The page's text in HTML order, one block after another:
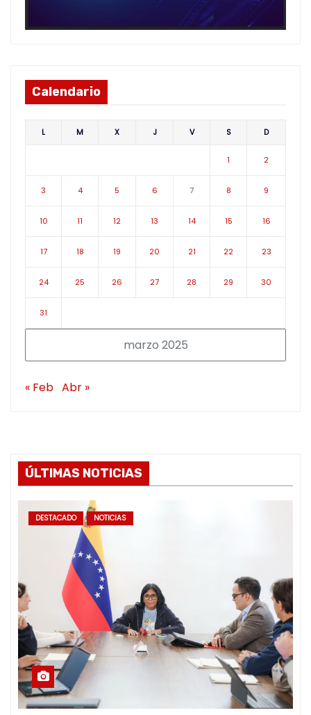
Calendario
marzo 2025
L M X J V S D
1 2
3 4 5 6 7 8 9
10 11 12 13 14 15 16
17 18 19 20 21 22 23
24 25 26 27 28 29 30
31
« Feb Abr »
ÚLTIMAS NOTICIAS
DESTACADO NOTICIAS